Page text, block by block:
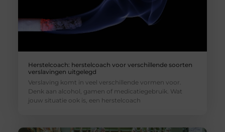
Herstelcoach: herstelcoach voor verschillende soorten
verslavingen uitgelegd
Verslaving komt in veel verschillende vormen voor.
Denk aan alcohol, gamen of medicatiegebruik. Wat
jouw situatie ook is, een herstelcoach